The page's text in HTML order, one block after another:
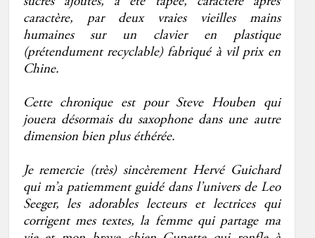
caractère, par deux vraies vieilles mains
humaines sur un clavier en plastique
(prétendument recyclable) fabriqué à vil prix en
Chine.
Cette chronique est pour Steve Houben qui
jouera désormais du saxophone dans une autre
dimension bien plus éthérée.
Je remercie (très) sincèrement Hervé Guichard
qui m’a patiemment guidé dans l’univers de Leo
Seeger, les adorables lecteurs et lectrices qui
corrigent mes textes, la femme qui partage ma